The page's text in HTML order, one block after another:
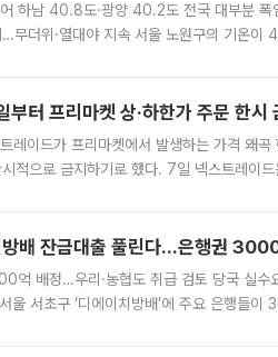
하남 40.8도·광양 40.2도 전국 대부분
…무더위·열대야 지속 서울 노원구의 기온이
부터 프리마켓 상·하한가 주문 한시
레이드가 프리마켓에서 발생하는 가격 왜
적으로 금지하기로 했다. 7일 넥스트레이
배 잔금대출 풀린다…은행권
억 배정…우리·농협도 취급 검토 당국 실
울 서초구 ‘디에이치방배’에 주요 은행들